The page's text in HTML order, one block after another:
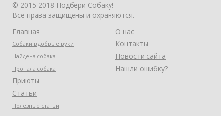
© 2015-2018 Подбери Собаку!
Все права защищены и охраняются.
Главная
Собаки в добрые руки
Найдена собака
Пропала собака
Приюты
Статьи
Полезные статьи
О нас
Контакты
Новости сайта
Нашли ошибку?